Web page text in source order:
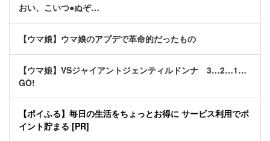
おい、こいつ●ぬぞ…
【ウマ娘】ウマ娘のアプデで革命的だったもの
【ウマ娘】VSジャイアントジェンティルドンナ 3…2…1…
GO!
【ポイふる】毎日の生活をちょっとお得に サービス利用でポ
イント貯まる [PR]